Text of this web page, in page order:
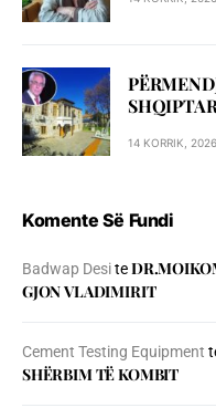
14 KORRIK, 2026
Komente Së Fundi
Badwap Desite
GJON VLADIMIRIT
Cement Testing Equipment
SHЁRBIM TЁ KOMBIT